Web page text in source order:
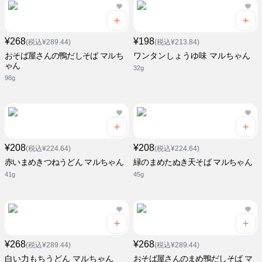
¥268(税込¥289.44)
おそば屋さんの鴨だしそば マルち
ゃん
98g
¥198(税込¥213.84)
ワンタンしょうゆ味 マルちゃん
32g
¥208(税込¥224.64)
赤いまめきつねうどん マルちゃん
41g
¥208(税込¥224.64)
緑のまめたぬき天そば マルちゃん
45g
¥268(税込¥289.44)
白い力もちうどん マルちゃん
¥268(税込¥289.44)
おそば屋さんのまめ鴨だしそば マ